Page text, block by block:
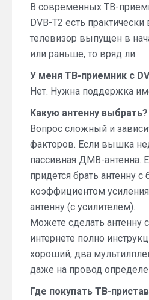
В современных ТВ-
DVB-T2 есть практически
телевизор выпущен в
или раньше, то вряд ли.
У меня ТВ-приемник с
Нет. Нужна поддержка
Какую антенну выбрать?
Вопрос сложный и
факторов. Если вышка
пассивная ДМВ-антенна.
придется брать антенну
коэффициентом
антенну (с усилителем).
Можете сделать антенну
интернете полно
хороший, два
даже на провод
Где покупать ТВ-